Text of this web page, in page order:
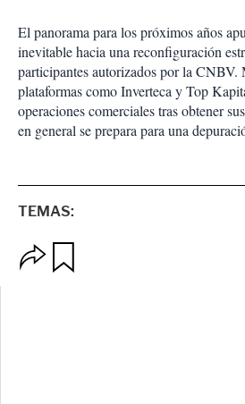
El panorama para los próximos años
inevitable hacia una reconfiguración
participantes autorizados por la CNBV.
plataformas como Inverteca y Top
operaciones comerciales tras obtener
en general se prepara para una
TEMAS: